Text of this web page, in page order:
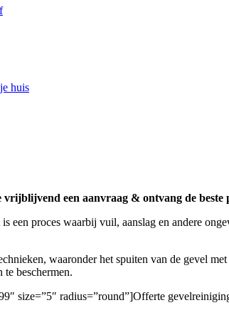
huis
een aanvraag & ontvang de beste
een proces waarbij vuil, aanslag en andere
waaronder het spuiten van de gevel
beschermen.
size=”5″ radius=”round”]Offerte